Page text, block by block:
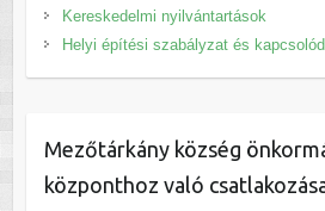
Kereskedelmi nyilvántartások
Helyi építési szabályzat és
Mezőtárkány község
központhoz való